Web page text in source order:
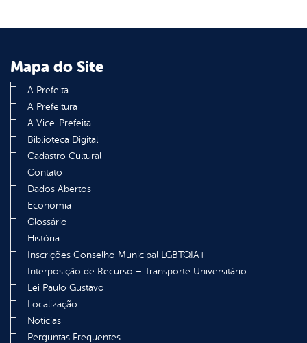
Mapa do Site
A Prefeita
A Prefeitura
A Vice-Prefeita
Biblioteca Digital
Cadastro Cultural
Contato
Dados Abertos
Economia
Glossário
História
Inscrições Conselho Municipal LGBTQIA+
Interposição de Recurso – Transporte Universitário
Lei Paulo Gustavo
Localização
Notícias
Perguntas Frequentes